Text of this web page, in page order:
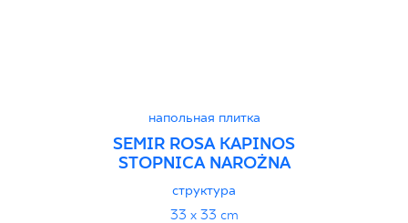
напольная плитка
SEMIR ROSA KAPINOS
STOPNICA NAROŻNA
структура
33 x 33 cm